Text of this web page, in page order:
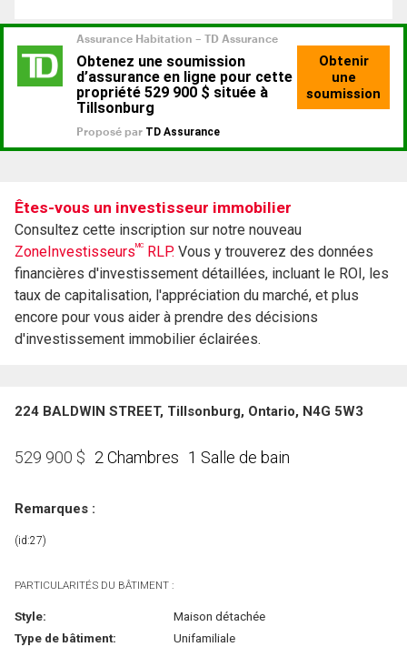
Êtes-vous un investisseur immobilier
Consultez cette inscription sur notre nouveau
ZoneInvestisseursMC RLP. Vous y trouverez des données
financières d'investissement détaillées, incluant le ROI, les
taux de capitalisation, l'appréciation du marché, et plus
encore pour vous aider à prendre des décisions
d'investissement immobilier éclairées.
224 BALDWIN STREET, Tillsonburg, Ontario, N4G 5W3
529 900 $ 2 Chambres 1 Salle de bain
Remarques :
(id:27)
PARTICULARITÉS DU BÂTIMENT :
Style:
Maison détachée
Type de bâtiment:
Unifamiliale